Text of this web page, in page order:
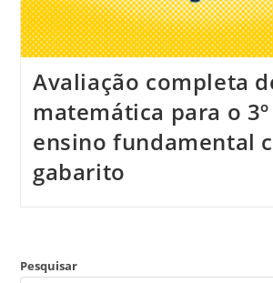
Avaliação completa
matemática para o
ensino fundamental
gabarito
Pesquisar